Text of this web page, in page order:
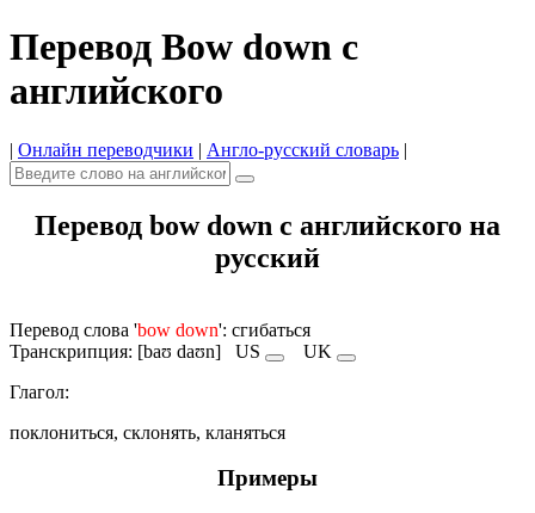
Перевод Bow down с
английского
| Онлайн переводчики | Англо-русский словарь |
Перевод bow down с английского на
русский
Перевод слова 'bow down': сгибаться
Транскрипция: [baʊ daʊn] US
UK
Глагол:
поклониться, склонять, кланяться
Примеры